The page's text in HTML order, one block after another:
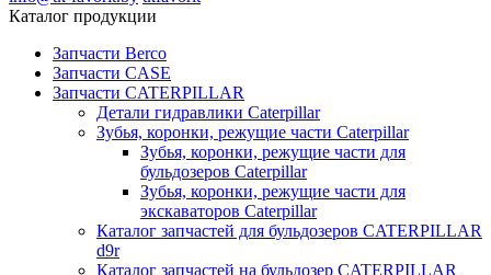
Каталог продукции
Запчасти Berco
Запчасти CASE
Запчасти CATERPILLAR
Детали гидравлики Caterpillar
Зубья, коронки, режущие части Caterpillar
Зубья, коронки, режущие части для
бульдозеров Caterpillar
Зубья, коронки, режущие части для
экскаваторов Caterpillar
Каталог запчастей для бульдозеров CATERPILLAR
d9r
Каталог запчастей на бульдозер CATERPILLAR